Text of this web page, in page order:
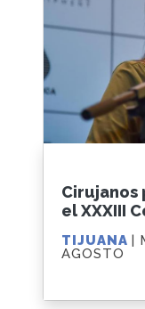
Cirujanos
el XXXIII
TIJUANA
AGOSTO